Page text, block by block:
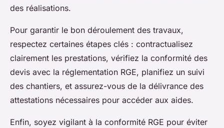
des réalisations.
Pour garantir le bon déroulement des travaux,
respectez certaines étapes clés : contractualisez
clairement les prestations, vérifiez la conformité des
devis avec la réglementation RGE, planifiez un suivi
des chantiers, et assurez-vous de la délivrance des
attestations nécessaires pour accéder aux aides.
Enfin, soyez vigilant à la conformité RGE pour éviter